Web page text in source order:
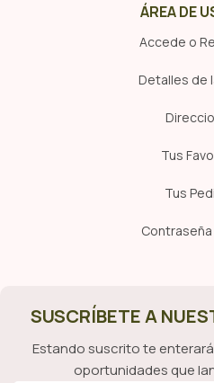
ÁREA DE
Accede o
Detalles de
Tus
Tus
SUSCRÍBETE A
Estando suscrito te
oportunidades que